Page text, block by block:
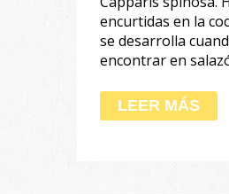
encurtidas en la
se desarrolla
encontrar en
LEER MÁS